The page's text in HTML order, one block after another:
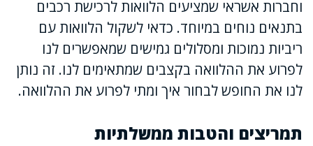
וחברות אשראי שמציעים הלוואות לרכישת רכבים
בתנאים נוחים במיוחד. כדאי לשקול הלוואות עם
ריביות נמוכות ומסלולים גמישים שמאפשרים לנו
לפרוע את ההלוואה בקצבים שמתאימים לנו. זה נותן
לנו את החופש לבחור איך ומתי לפרוע את ההלוואה.
תמריצים והטבות ממשלתיות